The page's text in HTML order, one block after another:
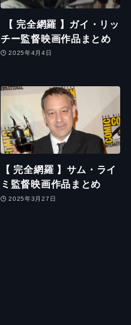
【 完全網羅 】ガイ・リッ
チー監督映画作品まとめ
2025年4月4日
【 完全網羅 】サム・ライ
ミ監督映画作品まとめ
2025年3月27日